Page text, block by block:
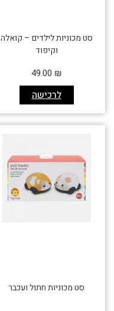
סט מכוניות לילדים – קואלה
וקיפוד
לרכישה
49.00 ₪
סט מכוניות חתול ועכבר